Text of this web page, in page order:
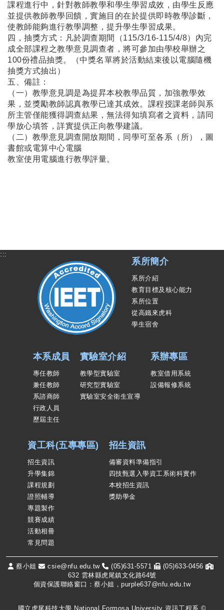
課程進行中，針對教師教學和學生學習成效，由學生反應
並提供教師教學回饋，實施目的在於提供即時教學診斷，
使教師能夠進行教學調整，提升學生學習成果。
四，抽獎方式：凡於調查期間（115/3/16-115/4/8）內完
成全部課程之教學意見調查者，將可參加由學校舉辦之
100份禮品抽獎。（中獎名單將於活動結束後以電腦隨機
抽獎方式抽出）
五、備註：
（一）教學意見調是為提昇本校教學品質，加強教學效
果，並獎勵教師認真教學已達其成效。課程授課老師與系
所主管僅能獲得調查結果，無法得知填寫者之資料，請同
學放心填答，詳實提供正向教學建議。
（二）教學意見調查開放期間，同學可至各系（所），圖
書館或電算中心電腦
教室使用電腦進行教學評量。
:::
系所簡介
系所介紹
教育目標及核心能力
系所位置
從高鐵來虎科
學生宿舍
本系成員
專任教師
兼任教師
系諮商師
行政人員
歷屆主任
實驗室介紹
教學型實驗室
研究型實驗室
實驗室安全衛生宣導
系辦專區
教室借用系統
設備報修系統
資工科(五專專區)
招生資訊
升學集錦
課程規劃
證照輔導
專題製作
競賽成績
活動相冊
常見問題
招生資訊
備審資料準備指引
四技甄選入學資工系術科實作
本校招生資訊
獎助學金
蔡小姐 csie@nfu.edu.tw (05)631-5571
(05)633-0456
632 雲林縣虎尾鎮文化路64號
個資保護聯絡窗口：蔡小姐，purple637@nfu.edu.tw
國立虎尾科技大學 National Formosa University 資訊工程系 ©